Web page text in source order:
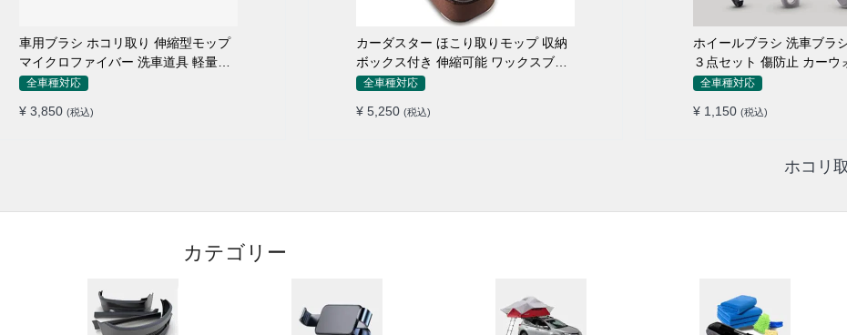
車用ブラシ ホコリ取り 伸縮型モップ
マイクロファイバー 洗車道具 軽量・
コンパクト
全車種対応
¥ 3,850 (税込)
カーダスター ほこり取りモップ 収納
ボックス付き 伸縮可能 ワックスブラ
シ 洗車ブラシ
全車種対応
¥ 5,250 (税込)
ホイールブラシ 洗車ブラ
３点セット 傷防止 カーウ
ロ仕様
全車種対応
¥ 1,150 (税込)
ホコリ
カテゴリー